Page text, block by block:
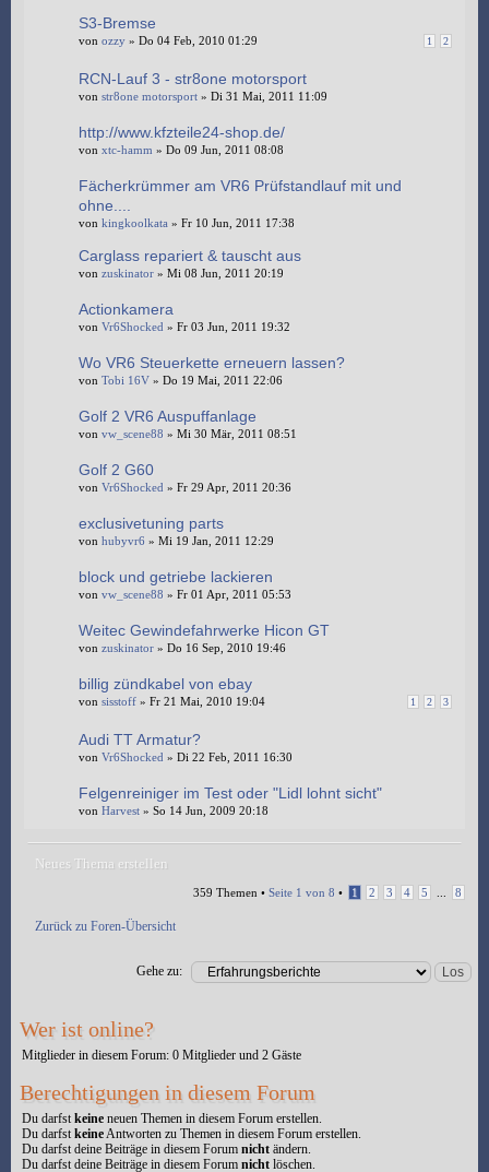
S3-Bremse
1 2
von ozzy » Do 04 Feb, 2010 01:29
RCN-Lauf 3 - str8one motorsport
von str8one motorsport » Di 31 Mai, 2011 11:09
http://www.kfzteile24-shop.de/
von xtc-hamm » Do 09 Jun, 2011 08:08
Fächerkrümmer am VR6 Prüfstandlauf mit und
ohne....
von kingkoolkata » Fr 10 Jun, 2011 17:38
Carglass repariert & tauscht aus
von zuskinator » Mi 08 Jun, 2011 20:19
Actionkamera
von Vr6Shocked » Fr 03 Jun, 2011 19:32
Wo VR6 Steuerkette erneuern lassen?
von Tobi 16V » Do 19 Mai, 2011 22:06
Golf 2 VR6 Auspuffanlage
von vw_scene88 » Mi 30 Mär, 2011 08:51
Golf 2 G60
von Vr6Shocked » Fr 29 Apr, 2011 20:36
exclusivetuning parts
von hubyvr6 » Mi 19 Jan, 2011 12:29
block und getriebe lackieren
von vw_scene88 » Fr 01 Apr, 2011 05:53
Weitec Gewindefahrwerke Hicon GT
von zuskinator » Do 16 Sep, 2010 19:46
billig zündkabel von ebay
1 2 3
von sisstoff » Fr 21 Mai, 2010 19:04
Audi TT Armatur?
von Vr6Shocked » Di 22 Feb, 2011 16:30
Felgenreiniger im Test oder "Lidl lohnt sicht"
von Harvest » So 14 Jun, 2009 20:18
Neues Thema erstellen
359 Themen • Seite 1 von 8 • 1 2 3 4 5 8
Zurück zu Foren-Übersicht
Gehe zu:
Wer ist online?
Mitglieder in diesem Forum: 0 Mitglieder und 2 Gäste
Berechtigungen in diesem Forum
Du darfstkeine neuen Themen in diesem Forum erstellen.
Du darfstkeineAntworten zu Themen in diesem Forum erstellen.
Du darfst deine Beiträge in diesem Forum nicht ändern.
Du darfst deine Beiträge in diesem Forum nicht löschen.